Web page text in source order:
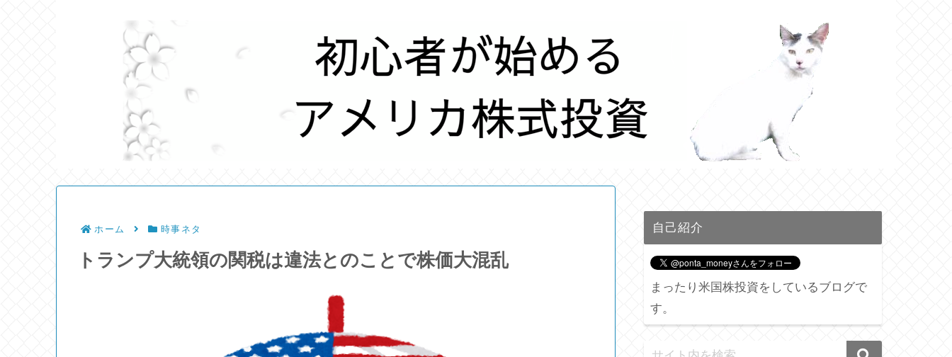
ホーム 時事ネタ
トランプ大統領の関税は違法とのことで株価大混乱
自己紹介
まったり米国株投資をしているブログで
す。